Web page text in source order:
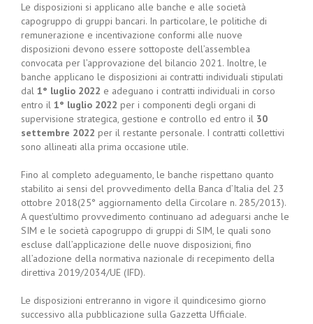
Le disposizioni si applicano alle banche e alle società
capogruppo di gruppi bancari. In particolare, le politiche di
remunerazione e incentivazione conformi alle nuove
disposizioni devono essere sottoposte dell’assemblea
convocata per l’approvazione del bilancio 2021. Inoltre, le
banche applicano le disposizioni ai contratti individuali stipulati
dal 1° luglio 2022 e adeguano i contratti individuali in corso
entro il 1° luglio 2022 per i componenti degli organi di
supervisione strategica, gestione e controllo ed entro il 30
settembre 2022 per il restante personale. I contratti collettivi
sono allineati alla prima occasione utile.
Fino al completo adeguamento, le banche rispettano quanto
stabilito ai sensi del provvedimento della Banca d’Italia del 23
ottobre 2018(25° aggiornamento della Circolare n. 285/2013).
A quest’ultimo provvedimento continuano ad adeguarsi anche le
SIM e le società capogruppo di gruppi di SIM, le quali sono
escluse dall’applicazione delle nuove disposizioni, fino
all’adozione della normativa nazionale di recepimento della
direttiva 2019/2034/UE (IFD).
Le disposizioni entreranno in vigore il quindicesimo giorno
successivo alla pubblicazione sulla Gazzetta Ufficiale.